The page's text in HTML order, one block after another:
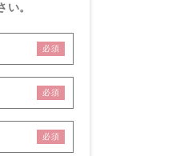
。
必須
必須
必須